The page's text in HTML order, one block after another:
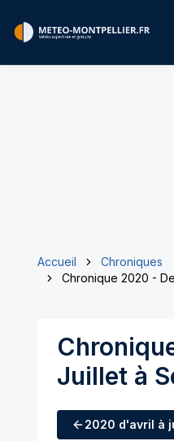
Accueil
Chroniques
Chronique 2020 -
Juillet à
2020 d'avril à